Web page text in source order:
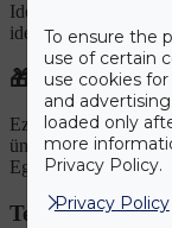
Ideális utazáshoz,
idejére.
🎁 Tökéletes
Ez az LCD digitális
ünnepekre vagy
Egyszerre
Termékek
To ensure the
use of certain
use cookies
and
loaded only
more
Privacy Policy.
Privacy Policy